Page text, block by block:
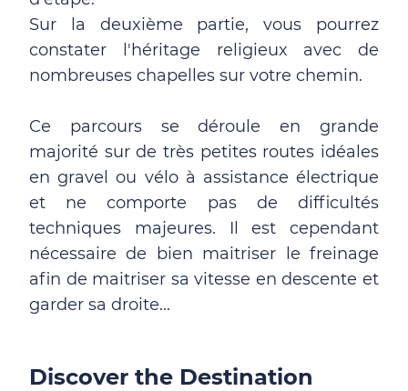
Sur la deuxième partie, vous pourrez
constater l'héritage religieux avec de
nombreuses chapelles sur votre chemin.
Ce parcours se déroule en grande
majorité sur de très petites routes idéales
en gravel ou vélo à assistance électrique
et ne comporte pas de difficultés
techniques majeures. Il est cependant
nécessaire de bien maitriser le freinage
afin de maitriser sa vitesse en descente et
garder sa droite...
Discover the Destination